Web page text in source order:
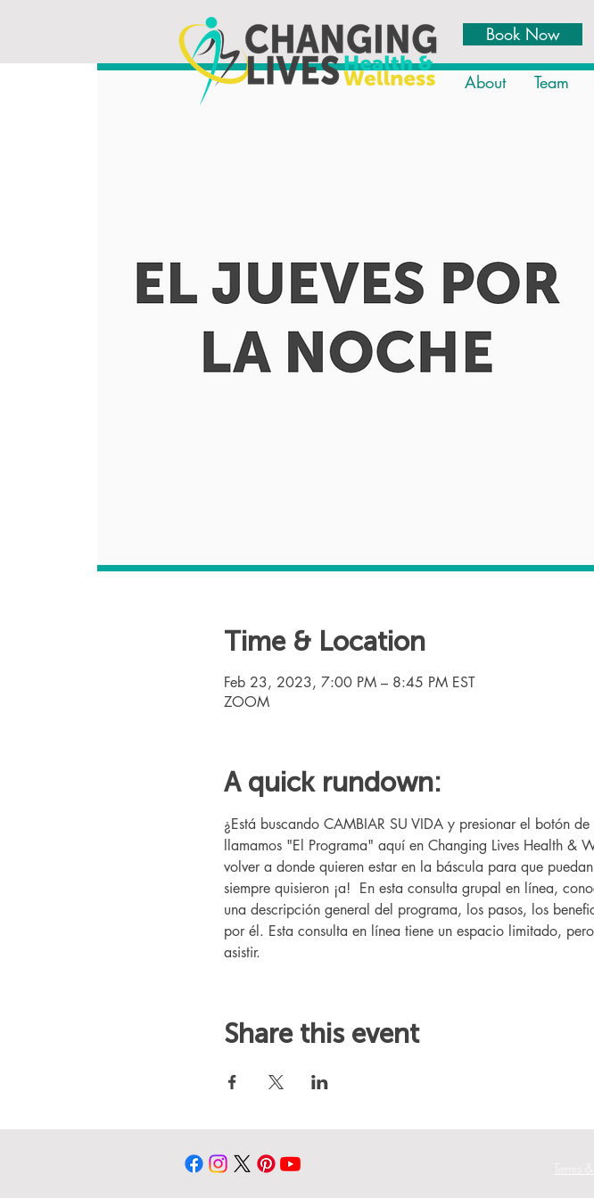
Book Now
About Team
Time & Location
Feb 23, 2023, 7:00 PM – 8:45 PM EST
ZOOM
A quick rundown:
¿Está buscando CAMBIAR SU VIDA y presionar el botón
llamamos "El Programa" aquí en Changing Lives Health &
volver a donde quieren estar en la báscula para que
siempre quisieron ¡a!  En esta consulta grupal en línea,
una descripción general del programa, los pasos, los
por él. Esta consulta en línea tiene un espacio limitado,
asistir.
Share this event